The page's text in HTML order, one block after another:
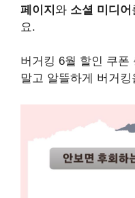
페이지 와 소셜 미디어
요.
버거킹 6월 할인 쿠폰
말고 알뜰하게 버거